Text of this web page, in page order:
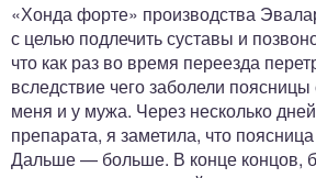
«Хонда форте» производства
с целью подлечить суставы и
что как раз во время переезда
вследствие чего заболели
меня и у мужа. Через несколько
препарата, я заметила, что
Дальше — больше. В конце концов,